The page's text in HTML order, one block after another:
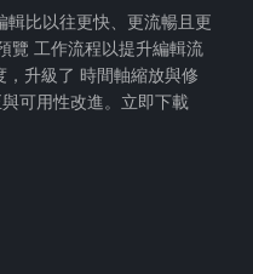
輯比以往更快、更流暢且更
覽 工作流程以提升編輯流
升級了 時間軸縮放與修
可用性改進。立即下載